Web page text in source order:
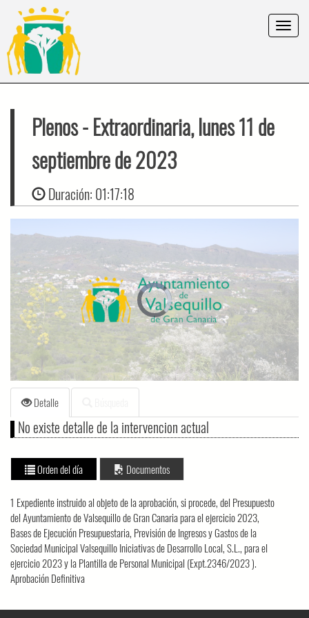
Toggle
Plenos- Extraordinaria, lunes 11 de
septiembre de 2023
Duración: 01:17:18
Video
Player
is
loading.
Detalle
No existe detalle de la intervencion actual
Orden del día Documentos
1 Expediente instruido al objeto de la aprobación, si procede, del Presupuesto
del Ayuntamiento de Valsequillo de Gran Canaria para el ejercicio 2023,
Bases de Ejecución Presupuestaria, Previsión de Ingresos y Gastos de la
Sociedad Municipal Valsequillo Iniciativas de Desarrollo Local, S.L., para el
ejercicio 2023 y la Plantilla de Personal Municipal (Expt.2346/2023 ).
Aprobación Definitiva